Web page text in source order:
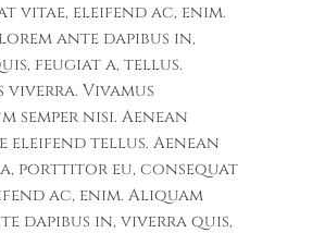
vitae, eleifend ac, enim.
ante dapibus in,
feugiat a, tellus.
viverra. Vivamus
semper nisi. Aenean
eleifend tellus. Aenean
porttitor eu, consequat
ac, enim. Aliquam
dapibus in, viverra quis,